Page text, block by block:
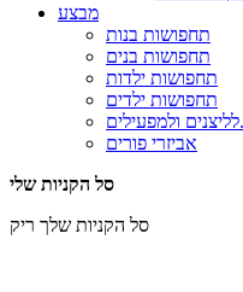
מבצע
תחפושות בנות
תחפושות בנים
תחפושות ילדות
תחפושות ילדים
לליצנים ולמפעילים.
אביזרי פורים
סל הקניות שלי
סל הקניות שלך ריק